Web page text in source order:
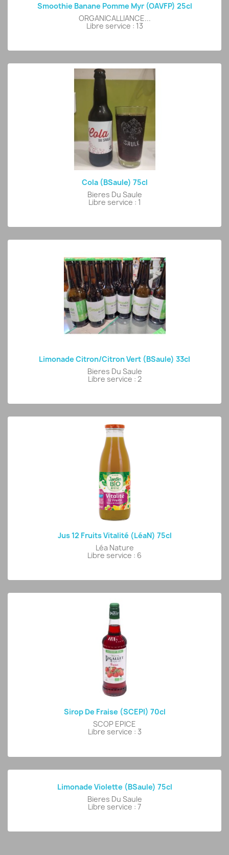
Smoothie Banane Pomme Myr (OAVFP) 25cl
ORGANICALLIANCE...
Libre service : 13
Cola (BSaule) 75cl
Bieres Du Saule
Libre service : 1
Limonade Citron/citron Vert (BSaule) 33cl
Bieres Du Saule
Libre service : 2
Jus 12 Fruits Vitalité (LéaN) 75cl
Léa Nature
Libre service : 6
Sirop De Fraise (SCEPI) 70cl
SCOP EPICE
Libre service : 3
Limonade Violette (BSaule) 75cl
Bieres Du Saule
Libre service : 7